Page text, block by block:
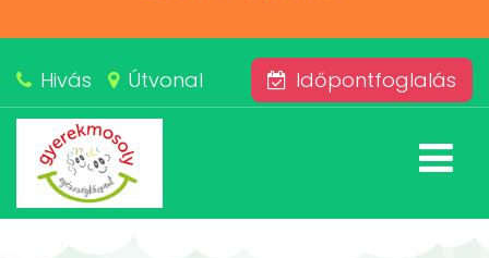
Hivás Útvonal Időpontfoglalás